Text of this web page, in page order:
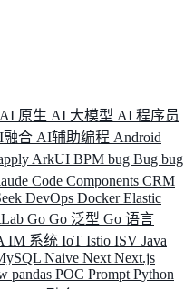
AI 原生 AI 大模型 AI 程序员
融合 AI辅助编程 Android
ArkUI BPM bug Bug bug
Code Components CRM
DevOps DockerElastic
Go Go 泛型 Go 语言
IM 系统 IoT Istio ISV Java
Naive Next Next.js
pandas POC Prompt Python